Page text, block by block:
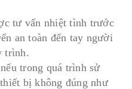
tư vấn nhiệt tình trước
an toàn đến tay người
trình.
trong quá trình sử
bị không đúng như